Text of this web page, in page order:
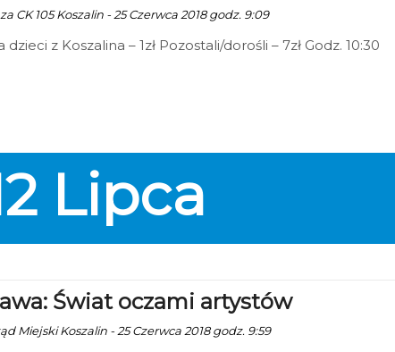
CK 105 Koszalin - 25 Czerwca 2018 godz. 9:09
dzieci z Koszalina – 1zł Pozostali/dorośli – 7zł Godz. 10:30
Lipca
Świat oczami artystów
Miejski Koszalin - 25 Czerwca 2018 godz. 9:59